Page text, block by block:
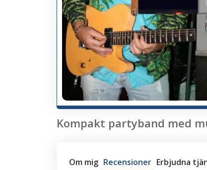
Kompakt partyband med
Om mig Recensioner Erbjudna